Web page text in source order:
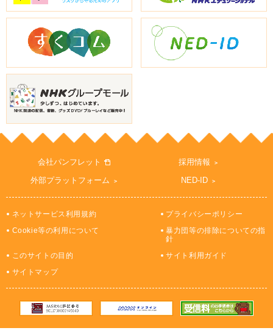
会社パンフレット
採用情報
外部プラットフォーム
NED-ID
ネットサービス利用規約
プライバシーポリシー
Cookie等の利用について
暴力団等の排除についての指
針
このサイトの目的
サイト利用ガイド
サイトマップ